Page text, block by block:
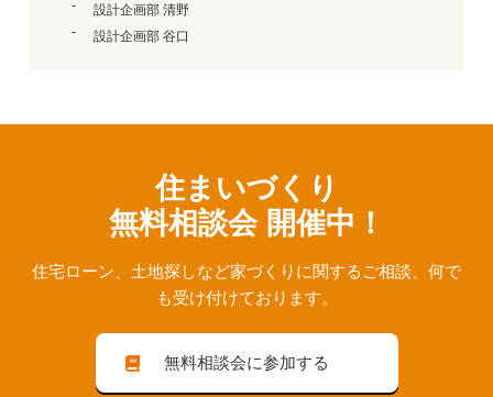
設計企画部 清野
設計企画部 谷口
住まいづくり
無料相談会 開催中！
住宅ローン、⼟地探しなど家づくりに関するご相談、 何で
も受け付けております。
無料相談会に参加する